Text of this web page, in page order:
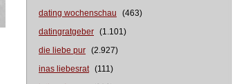
dating wochenschau
(463)
datingratgeber (1.101)
die liebe pur (2.927)
inas liebesrat (111)